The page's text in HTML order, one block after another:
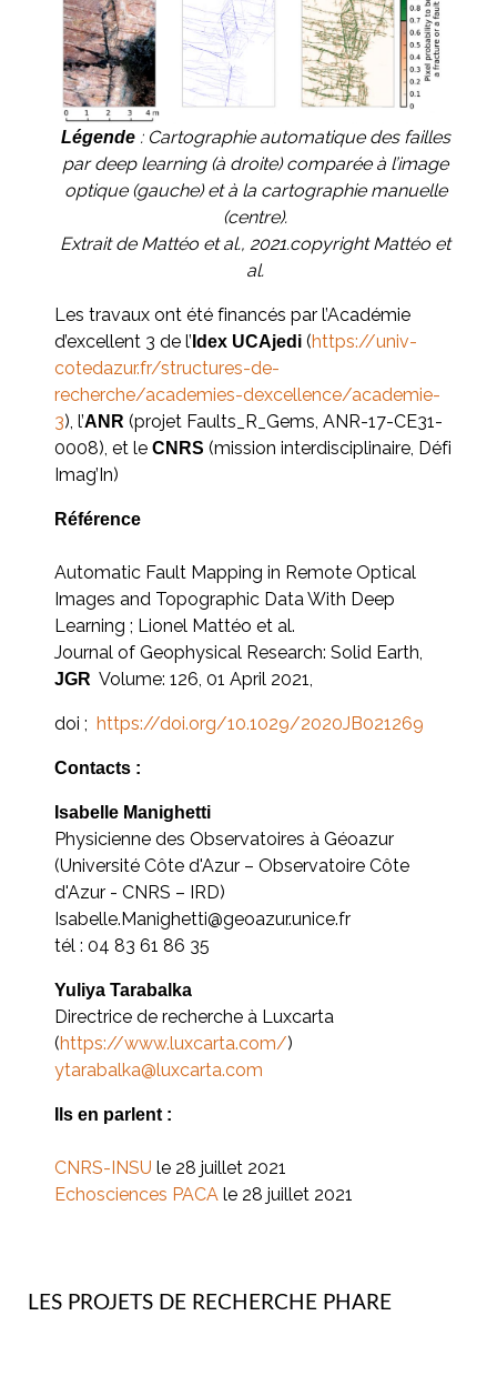
Légende: Cartographie automatique des failles
par deep learning (à droite) comparée à l’image
optique (gauche) et à la cartographie manuelle
(centre).
Extrait de Mattéo et al., 2021.copyright Mattéo et
al.
Les travaux ont été financés par l’Académie
d’excellent 3 de l’ Idex UCAjedi (https://univ-
cotedazur.fr/structures-de-
recherche/academies-dexcellence/academie-
3), l’ANR (projet Faults_R_Gems, ANR-17-CE31-
0008), et le CNRS (mission interdisciplinaire, Défi
Imag’In)
Référence
Automatic Fault Mapping in Remote Optical
Images and Topographic Data With Deep
Learning ; Lionel Mattéo et al.
Journal of Geophysical Research: Solid Earth,
JGR Volume: 126, 01 April 2021,
doi ; https://doi.org/10.1029/2020JB021269
Contacts :
Isabelle Manighetti
Physicienne des Observatoires à Géoazur
(Université Côte d'Azur – Observatoire Côte
d'Azur - CNRS – IRD)
Isabelle.Manighetti@geoazur.unice.fr
tél : 04 83 61 86 35
Yuliya Tarabalka
Directrice de recherche à Luxcarta
(https://www.luxcarta.com/)
ytarabalka@luxcarta.com
Ils en parlent :
CNRS-INSU le 28 juillet 2021
Echosciences PACA le 28 juillet 2021
LES PROJETS DE RECHERCHE PHARE